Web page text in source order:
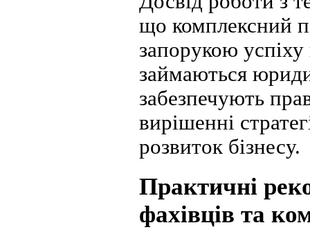
що комплексний
запорукою
займаються
забезпечують
вирішенні
розвиток бізнесу.
Практичні
фахівців та